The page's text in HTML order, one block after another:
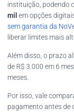
instituição, podendo
mil em opções
sem garantia da
liberar limites mais
Além disso, o prazo
de R$ 3.000 em 6
meses.
Por isso, vale
pagamento antes de